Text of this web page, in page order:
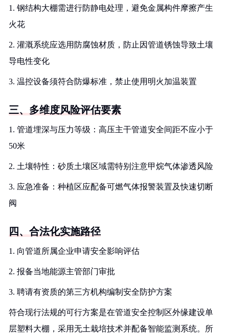
1. 钢结构大棚需进行防静电处理，避免金属构件摩擦产生
火花
2. 灌溉系统应选用防腐蚀材质，防止因管道锈蚀导致土壤
导电性变化
3. 温控设备须符合防爆标准，禁止使用明火加温装置
三、多维度风险评估要素
1. 管道埋深与压力等级：高压主干管道安全间距不应小于
50米
2. 土壤特性：砂质土壤区域需特别注意甲烷气体渗透风险
3. 应急准备：种植区应配备可燃气体报警装置及快速切断
阀
四、合法化实施路径
1. 向管道所属企业申请安全影响评估
2. 报备当地能源主管部门审批
3. 聘请有资质的第三方机构编制安全防护方案
符合现行法规的可行方案是在管道安全控制区外缘建设单
层塑料大棚，采用无土栽培技术并配备智能监测系统。所